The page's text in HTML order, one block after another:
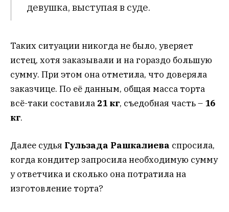
девушка, выступая в суде.
Таких ситуации никогда не было, уверяет
истец, хотя заказывали и на гораздо большую
сумму. При этом она отметила, что доверяла
заказчице. По её данным, общая масса торта
всё-таки составила 21 кг, съедобная часть – 16
кг.
Далее судья Гульзада Рашкалиева спросила,
когда кондитер запросила необходимую сумму
у ответчика и сколько она потратила на
изготовление торта?